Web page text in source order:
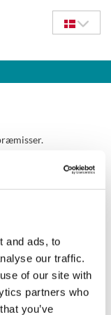
and ads, to
our traffic.
of our site with
partners who
you’ve
tåler.
lande sådan, at
På den måde
en god forvaltning
og bidrage
jagtbare arter.
antal